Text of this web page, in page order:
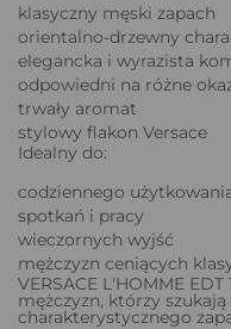
klasyczny męski zapach
orientalno-drzewny
elegancka i wyrazista
odpowiedni na różne
trwały aromat
stylowy flakon Versace
Idealny do:
codziennego
spotkań i pracy
wieczornych wyjść
mężczyzn ceniących
VERSACE L'HOMME
mężczyzn, którzy
charakterystycznego